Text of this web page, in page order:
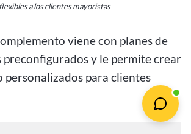
flexibles a los clientes mayoristas
viene con planes de
preconfigurados y le permite crear
personalizados para clientes